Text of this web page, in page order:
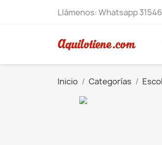
Llámenos:Whatsapp
Inicio Categorías